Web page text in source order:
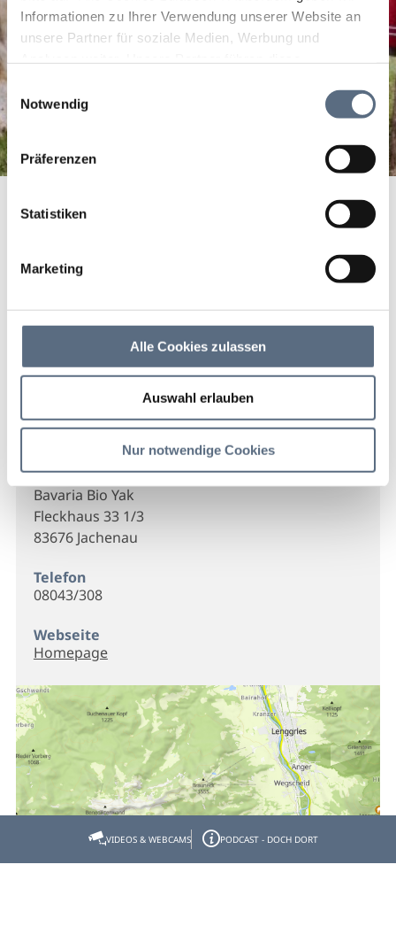
Informationen zu Ihrer Verwendung unserer Website an
unsere Partner für soziale Medien, Werbung und
zusammen, die Sie ihnen bereitgestellt haben oder die
sie im Rahmen Ihrer Nutzung der Dienste gesammelt
Einwilligungsauswahl
Notwendig
Präferenzen
Statistiken
Marketing
Alle Cookies zulassen
Auswahl erlauben
Nur notwendige Cookies
Kräuterpädagogin
den Jachenauer Auen erleben und Wissenswertes
Bavaria Bio Yak
Fleckhaus 33 1/3
83676 Jachenau
Telefon
08043/308
Webseite
Homepage
VIDEOS & WEBCAMS PODCAST - DOCH DORT